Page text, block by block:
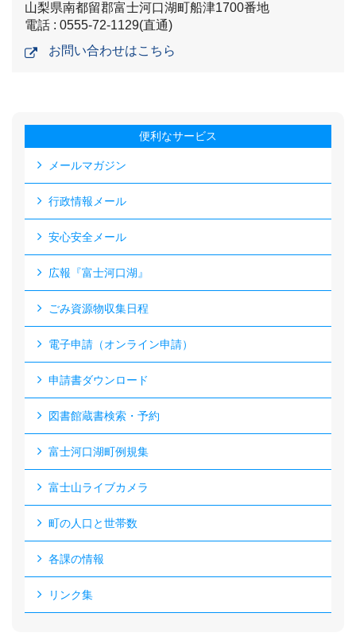
山梨県南都留郡富士河口湖町船津1700番地
電話 : 0555-72-1129(直通)
お問い合わせはこちら
便利なサービス
メールマガジン
行政情報メール
安心安全メール
広報『富士河口湖』
ごみ資源物収集日程
電子申請（オンライン申請）
申請書ダウンロード
図書館蔵書検索・予約
富士河口湖町例規集
富士山ライブカメラ
町の人口と世帯数
各課の情報
リンク集